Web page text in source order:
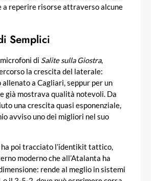
a reperire risorse attraverso alcune
Semplici
di Salite sulla Giostra,
la crescita del laterale:
allenato a Cagliari, seppur per un
già mostrava qualità notevoli. Da
una crescita quasi esponenziale,
avviso uno dei migliori nel suo
ha poi tracciato l’identikit tattico,
moderno che all’Atalanta ha
rende al meglio in sistemi